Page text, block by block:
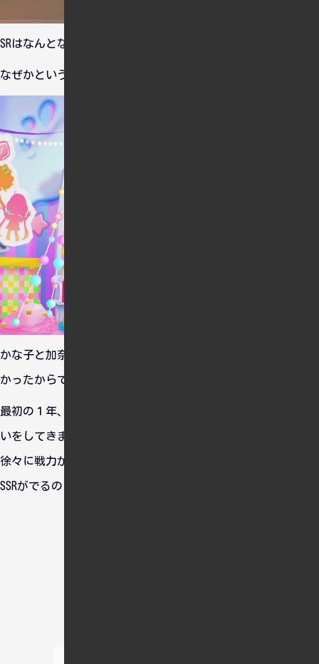
SRはなんとなく今井加奈ちゃんをお迎えしました。
なぜかというと・・・。
かな子と加奈ちゃんで「かな☆かな☆ふぁんしー」を組ませた
かったからです。それだけです。
最初の１年、ガチャをまわしてもSSRが一切出ず、さみしい思
いをしてきましたが、最近はぼちぼち出るようになってきて
徐々に戦力が整いつつあります。１０連ガチャも単発のほうが
SSRがでるのは何故なんだぜ？